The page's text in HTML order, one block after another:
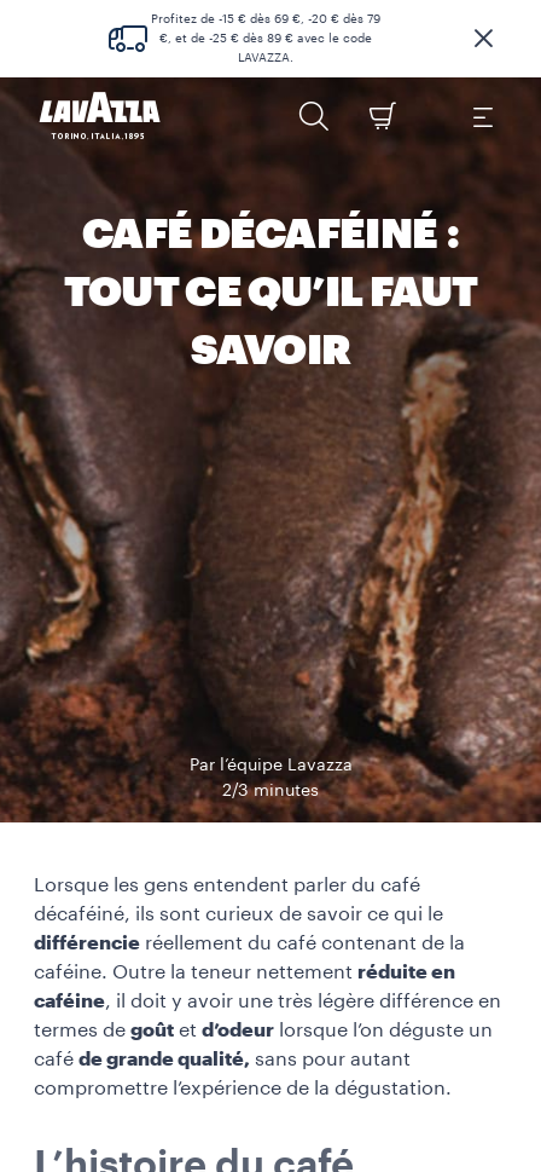
Profitez de -15 € dès 69 €, -20 € dès 79
€, et de -25 € dès 89 € avec le code
LAVAZZA.
CAFÉ DÉCAFÉINÉ :
TOUT CE QU’IL FAUT
SAVOIR
Par l’équipe Lavazza
2/3 minutes
Lorsque les gens entendent parler du café
décaféiné, ils sont curieux de savoir ce qui le
différencie réellement du café contenant de la
caféine. Outre la teneur nettement réduite en
caféine, il doit y avoir une très légère différence en
termes de goût et d’odeur lorsque l’on déguste un
café de grande qualité, sans pour autant
compromettre l’expérience de la dégustation.